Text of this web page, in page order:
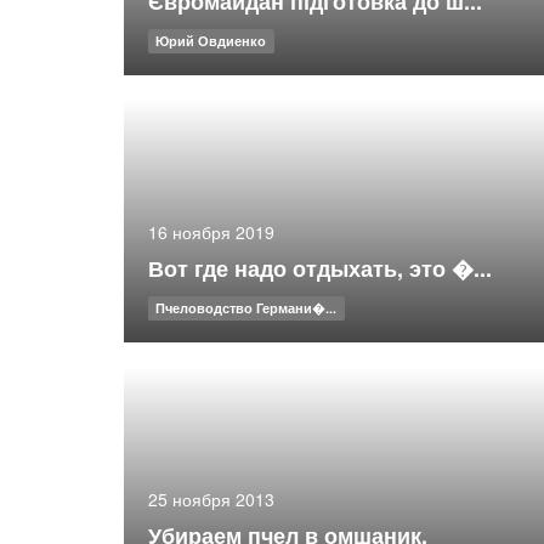
Юрий Овдиенко
16 ноября 2019
Вот где надо отдыхать, это �...
Пчеловодство Германи�...
25 ноября 2013
Убираем пчел в омшаник.